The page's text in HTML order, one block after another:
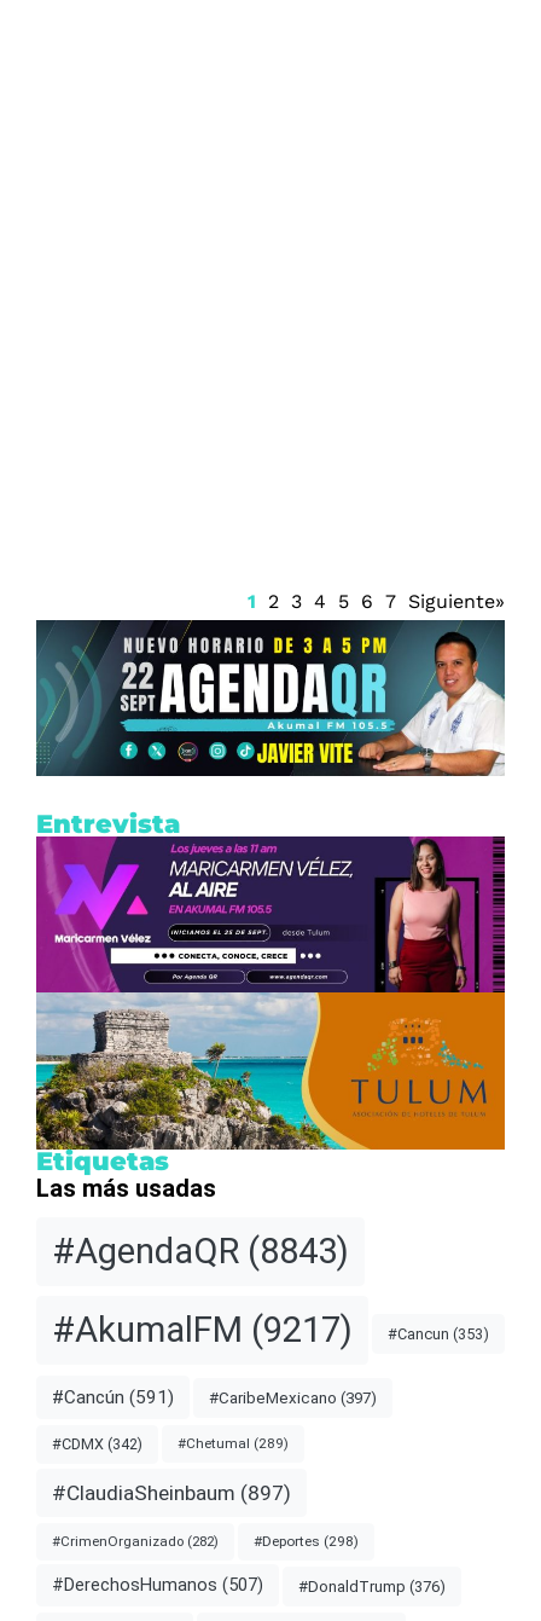
1 2 3 4 5 6 7 Siguiente»
Entrevista
Etiquetas
Las más usadas
#AgendaQR (8843)
#AkumalFM (9217) #Cancun (353)
#Cancún (591) #CaribeMexicano (397)
#CDMX (342) #Chetumal (289)
#ClaudiaSheinbaum (897)
#CrimenOrganizado (282) #Deportes (298)
#DerechosHumanos (507) #DonaldTrump (376)